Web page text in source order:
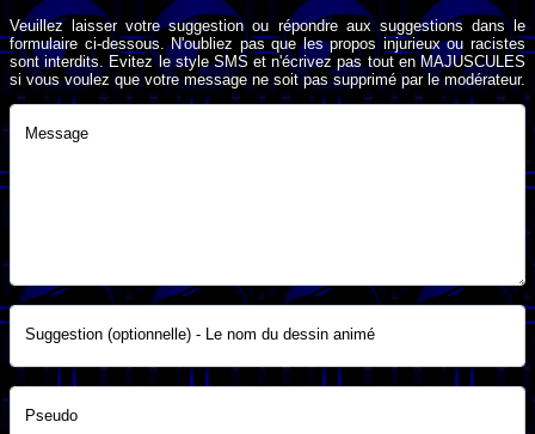
Veuillez laisser votre suggestion ou répondre aux suggestions dans le
formulaire ci-dessous. N'oubliez pas que les propos injurieux ou racistes
sont interdits. Evitez le style SMS et n'écrivez pas tout en MAJUSCULES
si vous voulez que votre message ne soit pas supprimé par le modérateur.
Message
Suggestion (optionnelle) - Le nom du dessin animé
Pseudo